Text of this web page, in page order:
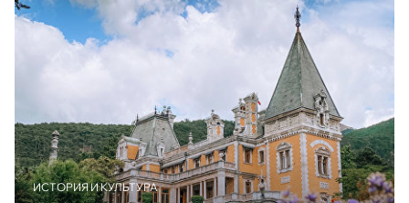
ИСТОРИЯ И КУЛЬТУРА